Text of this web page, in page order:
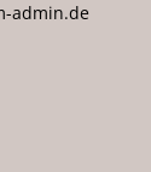
admin.de